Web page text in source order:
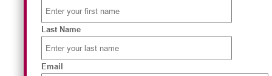
Last Name
Email